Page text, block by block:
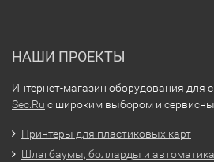
НАШИ ПРОЕКТЫ
Интернет-магазин оборудования для
Sec.Ru с широким выбором и
Принтеры для пластиковых карт
Шлагбаумы, болларды и